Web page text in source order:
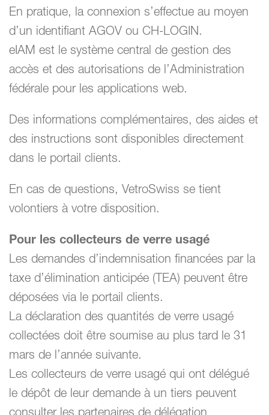
En pratique, la connexion s’effectue au moyen
d’un identifiant AGOV ou CH-LOGIN.
eIAM est le système central de gestion des
accès et des autorisations de l’Administration
fédérale pour les applications web.
Des informations complémentaires, des aides et
des instructions sont disponibles directement
dans le portail clients.
En cas de questions, VetroSwiss se tient
volontiers à votre disposition.
Pour les collecteurs de verre usagé
Les demandes d’indemnisation financées par la
taxe d’élimination anticipée (TEA) peuvent être
déposées via le portail clients.
La déclaration des quantités de verre usagé
collectées doit être soumise au plus tard le 31
mars de l’année suivante.
Les collecteurs de verre usagé qui ont délégué
le dépôt de leur demande à un tiers peuvent
consulter les partenaires de délégation